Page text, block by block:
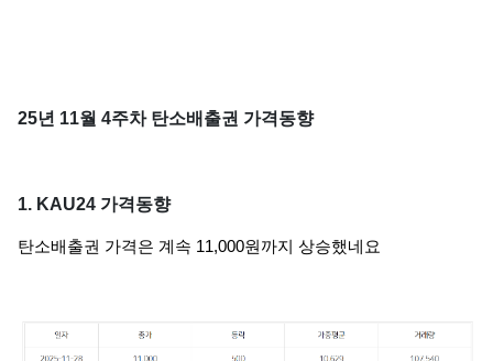
25년 11월 4주차 탄소배출권 가격동향
1. KAU24 가격동향
탄소배출권 가격은 계속 11,000원까지 상승했네요